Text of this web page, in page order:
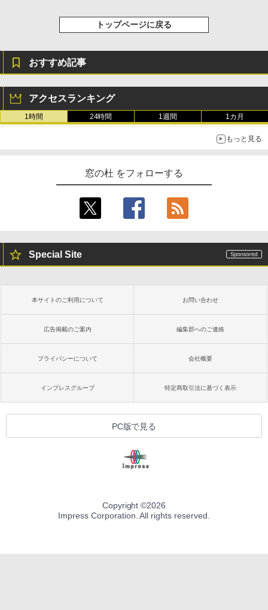
トップページに戻る
おすすめ記事
アクセスランキング
1時間 24時間 1週間 1カ月
もっと見る
窓の杜 をフォローする
Special Site
本サイトのご利用について お問い合わせ
広告掲載のご案内 編集部へのご連絡
プライバシーについて 会社概要
インプレスグループ 特定商取引法に基づく表示
PC版で見る
Copyright ©2026
Impress Corporation. All rights reserved.